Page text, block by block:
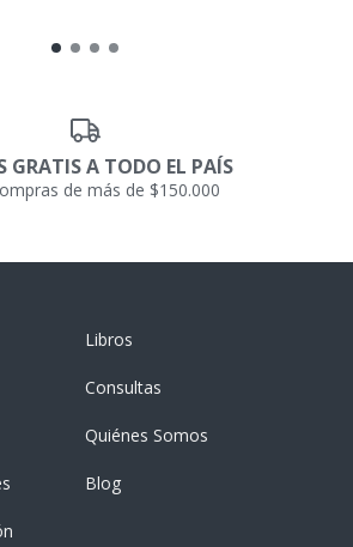
GRATIS A TODO EL PAÍS
de más de $150.000
Libros
Consultas
Quiénes Somos
Blog